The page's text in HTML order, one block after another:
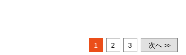
1 2 3 次へ >>